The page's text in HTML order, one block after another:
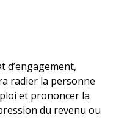
d’engagement,
radier la personne
et prononcer la
du revenu ou